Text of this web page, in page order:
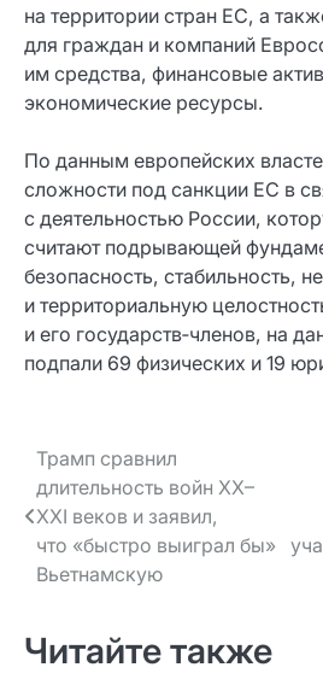
на территории стран ЕС, а
для граждан и компаний
им средства, финансовые
экономические ресурсы.
По данным европейских
сложности под санкции ЕС в
с деятельностью России,
считают подрывающей
безопасность, стабильность,
и территориальную
и его государств‑членов, на
подпали 69 физических и 19
Навигация
по записям
Трамп сравнил
длительность войн XX–
XXI веков и заявил,
что «быстро выиграл бы»
Вьетнамскую
Читайте также